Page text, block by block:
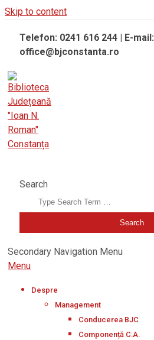
Skip to content
Telefon: 0241 616 244 | E-mail:
office@bjconstanta.ro
Search
Secondary Navigation Menu
Menu
Despre
Management
Conducerea BJC
Componență C.A.